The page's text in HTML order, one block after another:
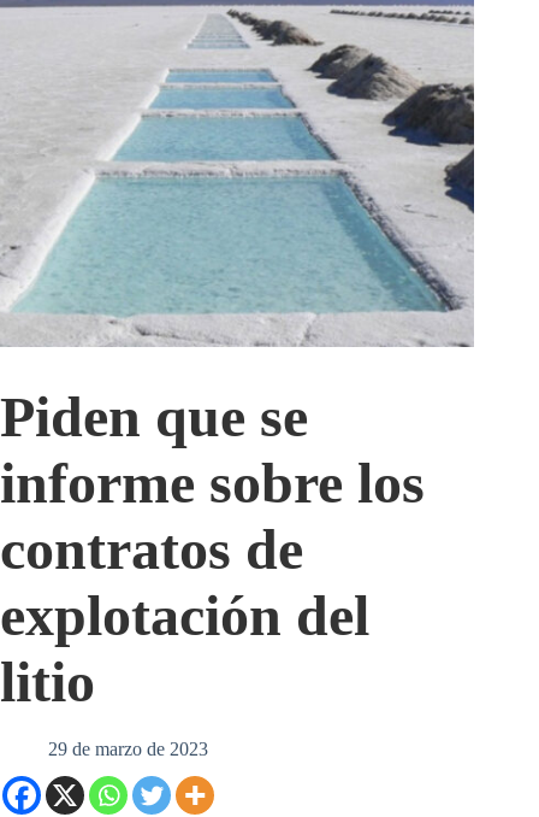
Piden que se
informe sobre los
contratos de
explotación del
litio
29 de marzo de 2023